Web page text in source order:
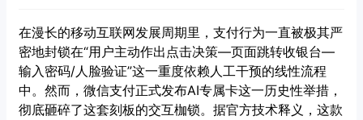
在漫长的移动互联网发展周期里，支付行为一直被极其严
密地封锁在“用户主动作出点击决策—页面跳转收银台—
输入密码/人脸验证”这一重度依赖人工干预的线性流程
中。然而，微信支付正式发布AI专属卡这一历史性举措，
彻底砸碎了这套刻板的交互枷锁。据官方技术释义，这款